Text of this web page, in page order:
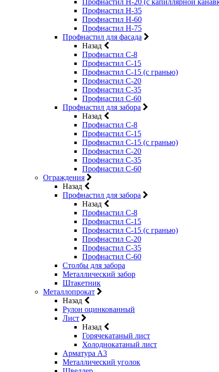
Профнастил Н-20 (с капиллярной
Профнастил Н-35
Профнастил Н-60
Профнастил Н-75
Профнастил для фасада
Назад
Профнастил С-8
Профнастил С-15
Профнастил С-15 (с гранью)
Профнастил С-20
Профнастил С-35
Профнастил С-60
Профнастил для забора
Назад
Профнастил С-8
Профнастил С-15
Профнастил С-15 (с гранью)
Профнастил С-20
Профнастил С-35
Профнастил С-60
Ограждения
Назад
Профнастил для забора
Назад
Профнастил С-8
Профнастил С-15
Профнастил С-15 (с гранью)
Профнастил С-20
Профнастил С-35
Профнастил С-60
Столбы для забора
Металлический забор
Штакетник
Металлопрокат
Назад
Рулон оцинкованный
Лист
Назад
Горячекатаный лист
Холоднокатаный лист
Арматура А3
Металлический уголок